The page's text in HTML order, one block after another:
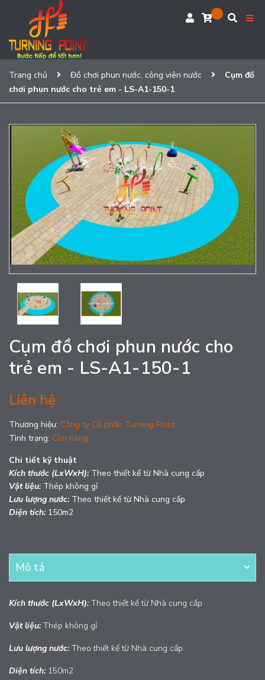
Trang chủ Đồ chơi phun nước, công viên nước
Cụm đồ
chơi phun nước cho trẻ em - LS-A1-150-1
Cụm đồ chơi phun nước cho
trẻ em - LS-A1-150-1
Liên hệ
Thương hiệu: Công ty Cổ phần Turning Point
Tình trạng: Còn hàng
Chi tiết kỹ thuật
Kích thước (LxWxH):Theo thiết kế từ Nhà cung cấp
Vật liệu:Thép không gỉ
Lưu lượng nước:Theo thiết kế từ Nhà cung cấp
Diện tích: 150m2
Mô tả
Kích thước (LxWxH):Theo thiết kế từ Nhà cung cấp
Vật liệu:Thép không gỉ
Lưu lượng nước:Theo thiết kế từ Nhà cung cấp
Diện tích: 150m2